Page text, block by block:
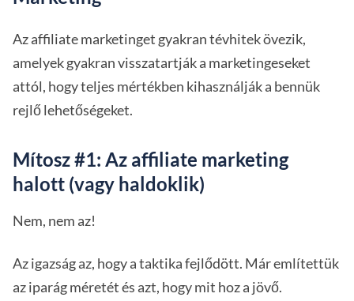
Az affiliate marketinget gyakran tévhitek övezik,
amelyek gyakran visszatartják a marketingeseket
attól, hogy teljes mértékben kihasználják a bennük
rejlő lehetőségeket.
Mítosz #1: Az affiliate marketing
halott (vagy haldoklik)
Nem, nem az!
Az igazság az, hogy a taktika fejlődött. Már említettük
az iparág méretét és azt, hogy mit hoz a jövő.